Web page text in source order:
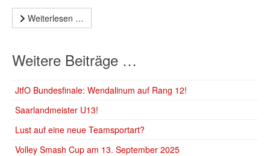
Weiterlesen …
Weitere Beiträge …
JtfO Bundesfinale: Wendalinum auf Rang 12!
Saarlandmeister U13!
Lust auf eine neue Teamsportart?
Volley Smash Cup am 13. September 2025